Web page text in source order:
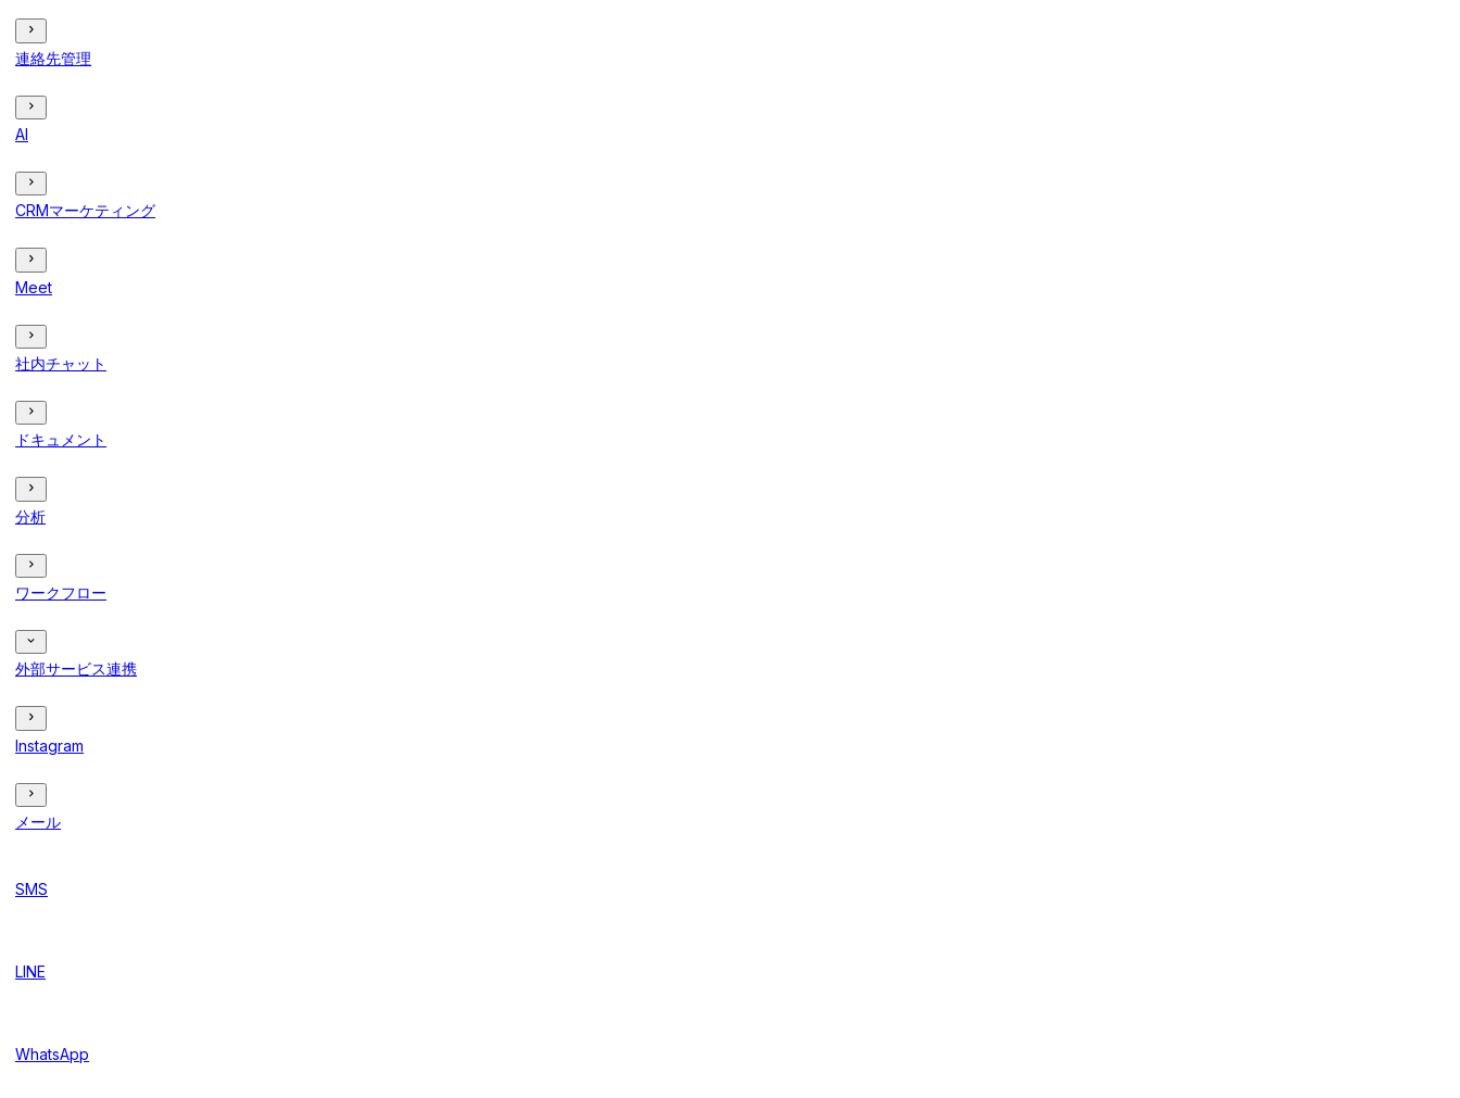
連絡先管理
AI
CRMマーケティング
Meet
社内チャット
ドキュメント
分析
ワークフロー
外部サービス連携
Instagram
メール
SMS
LINE
WhatsApp